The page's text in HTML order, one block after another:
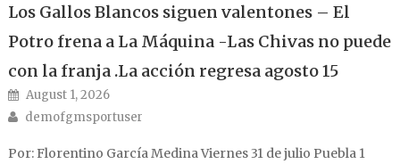
Los Gallos Blancos siguen valentones – El
Potro frena a La Máquina -Las Chivas no puede
con la franja .La acción regresa agosto 15
Posted on
August 1, 2026
Author
demofgmsportuser
Por: Florentino García Medina Viernes 31 de julio Puebla 1